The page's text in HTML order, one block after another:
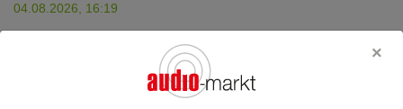
04.08.2026, 16:19
Wir sind ein Hifi-Studio in der Freiburger Innenstadt (TOP40 Hifi-
Händler 2022/2023, STEREO Premium Partner ...